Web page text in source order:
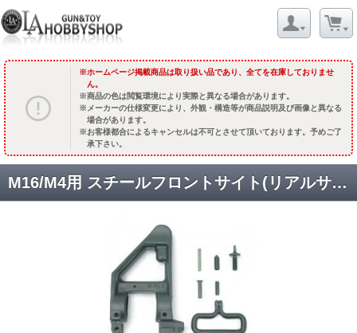
ホームページ掲載商品は取り扱い品であり、全てを在庫しておりませ
ん。
商品の色は閲覧環境により実際と異なる場合があります。
メーカーの仕様変更により、外観・構造等が商品説明及び画像と異なる
場合があります。
お客様都合によるキャンセルは不可とさせて頂いております。予めご了
承下さい。
M16/M4用 スチールフロントサイト(リアルサイズバレル用) [AR-04A] [取寄]